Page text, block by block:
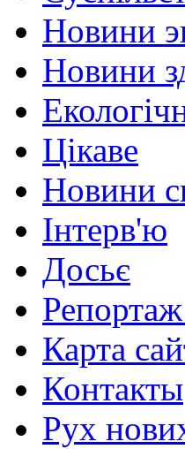
Новини
Новини
Цікаве
Новини
Інтерв'ю
Досьє
Карта
Контакты
Рух